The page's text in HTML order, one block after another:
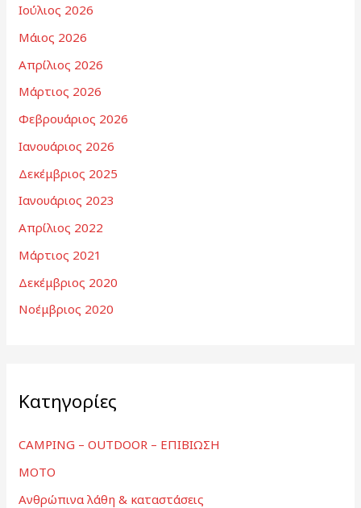
Ιούλιος 2026
Μάιος 2026
Απρίλιος 2026
Μάρτιος 2026
Φεβρουάριος 2026
Ιανουάριος 2026
Δεκέμβριος 2025
Ιανουάριος 2023
Απρίλιος 2022
Μάρτιος 2021
Δεκέμβριος 2020
Νοέμβριος 2020
Kατηγορίες
CAMPING – OUTDOOR – ΕΠΙΒΙΩΣΗ
MOTO
Ανθρώπινα λάθη & καταστάσεις